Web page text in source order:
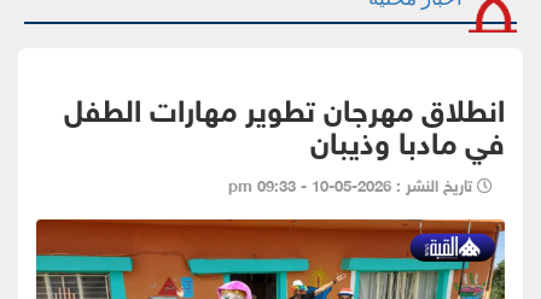
انطلاق مهرجان تطوير مهارات الطفل
في مادبا وذيبان
تاريخ النشر : 2026-05-10 - 09:33 pm